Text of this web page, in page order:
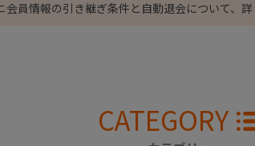
会員情報の引き継ぎ条件と自動退会について、
CATEGORY